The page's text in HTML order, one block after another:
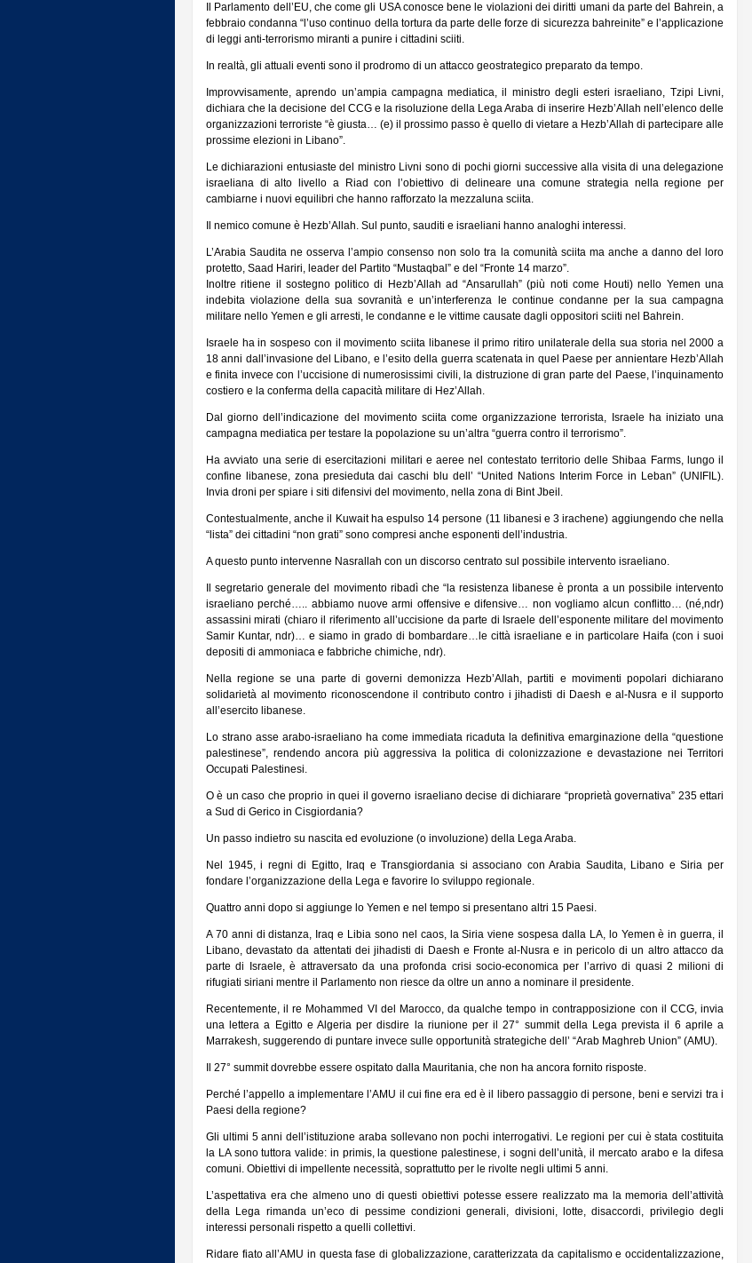
Il Parlamento dell’EU, che come gli USA conosce bene le violazioni dei diritti umani da parte del Bahrein, a
febbraio condanna “l’uso continuo della tortura da parte delle forze di sicurezza bahreinite” e l’applicazione
di leggi anti-terrorismo miranti a punire i cittadini sciiti.
In realtà, gli attuali eventi sono il prodromo di un attacco geostrategico preparato da tempo.
Improvvisamente, aprendo un’ampia campagna mediatica, il ministro degli esteri israeliano, Tzipi Livni,
dichiara che la decisione del CCG e la risoluzione della Lega Araba di inserire Hezb’Allah nell’elenco delle
organizzazioni terroriste “è giusta… (e) il prossimo passo è quello di vietare a Hezb’Allah di partecipare alle
prossime elezioni in Libano”.
Le dichiarazioni entusiaste del ministro Livni sono di pochi giorni successive alla visita di una delegazione
israeliana di alto livello a Riad con l’obiettivo di delineare una comune strategia nella regione per
cambiarne i nuovi equilibri che hanno rafforzato la mezzaluna sciita.
Il nemico comune è Hezb’Allah. Sul punto, sauditi e israeliani hanno analoghi interessi.
L’Arabia Saudita ne osserva l’ampio consenso non solo tra la comunità sciita ma anche a danno del loro
protetto, Saad Hariri, leader del Partito “Mustaqbal” e del “Fronte 14 marzo”.
Inoltre ritiene il sostegno politico di Hezb’Allah ad “Ansarullah” (più noti come Houti) nello Yemen una
indebita violazione della sua sovranità e un’interferenza le continue condanne per la sua campagna
militare nello Yemen e gli arresti, le condanne e le vittime causate dagli oppositori sciiti nel Bahrein.
Israele ha in sospeso con il movimento sciita libanese il primo ritiro unilaterale della sua storia nel 2000 a
18 anni dall’invasione del Libano, e l’esito della guerra scatenata in quel Paese per annientare Hezb’Allah
e finita invece con l’uccisione di numerosissimi civili, la distruzione di gran parte del Paese, l’inquinamento
costiero e la conferma della capacità militare di Hez’Allah.
Dal giorno dell’indicazione del movimento sciita come organizzazione terrorista, Israele ha iniziato una
campagna mediatica per testare la popolazione su un’altra “guerra contro il terrorismo”.
Ha avviato una serie di esercitazioni militari e aeree nel contestato territorio delle Shibaa Farms, lungo il
confine libanese, zona presieduta dai caschi blu dell’ “United Nations Interim Force in Leban” (UNIFIL).
Invia droni per spiare i siti difensivi del movimento, nella zona di Bint Jbeil.
Contestualmente, anche il Kuwait ha espulso 14 persone (11 libanesi e 3 irachene) aggiungendo che nella
“lista” dei cittadini “non grati” sono compresi anche esponenti dell’industria.
A questo punto intervenne Nasrallah con un discorso centrato sul possibile intervento israeliano.
Il segretario generale del movimento ribadì che “la resistenza libanese è pronta a un possibile intervento
israeliano perché….. abbiamo nuove armi offensive e difensive… non vogliamo alcun conflitto… (né,ndr)
assassini mirati (chiaro il riferimento all’uccisione da parte di Israele dell’esponente militare del movimento
Samir Kuntar, ndr)… e siamo in grado di bombardare…le città israeliane e in particolare Haifa (con i suoi
depositi di ammoniaca e fabbriche chimiche, ndr).
Nella regione se una parte di governi demonizza Hezb’Allah, partiti e movimenti popolari dichiarano
solidarietà al movimento riconoscendone il contributo contro i jihadisti di Daesh e al-Nusra e il supporto
all’esercito libanese.
Lo strano asse arabo-israeliano ha come immediata ricaduta la definitiva emarginazione della “questione
palestinese”, rendendo ancora più aggressiva la politica di colonizzazione e devastazione nei Territori
Occupati Palestinesi.
O è un caso che proprio in quei il governo israeliano decise di dichiarare “proprietà governativa” 235 ettari
a Sud di Gerico in Cisgiordania?
Un passo indietro su nascita ed evoluzione (o involuzione) della Lega Araba.
Nel 1945, i regni di Egitto, Iraq e Transgiordania si associano con Arabia Saudita, Libano e Siria per
fondare l’organizzazione della Lega e favorire lo sviluppo regionale.
Quattro anni dopo si aggiunge lo Yemen e nel tempo si presentano altri 15 Paesi.
A 70 anni di distanza, Iraq e Libia sono nel caos, la Siria viene sospesa dalla LA, lo Yemen è in guerra, il
Libano, devastato da attentati dei jihadisti di Daesh e Fronte al-Nusra e in pericolo di un altro attacco da
parte di Israele, è attraversato da una profonda crisi socio-economica per l’arrivo di quasi 2 milioni di
rifugiati siriani mentre il Parlamento non riesce da oltre un anno a nominare il presidente.
Recentemente, il re Mohammed VI del Marocco, da qualche tempo in contrapposizione con il CCG, invia
una lettera a Egitto e Algeria per disdire la riunione per il 27° summit della Lega prevista il 6 aprile a
Marrakesh, suggerendo di puntare invece sulle opportunità strategiche dell’ “Arab Maghreb Union” (AMU).
Il 27° summit dovrebbe essere ospitato dalla Mauritania, che non ha ancora fornito risposte.
Perché l’appello a implementare l’AMU il cui fine era ed è il libero passaggio di persone, beni e servizi tra i
Paesi della regione?
Gli ultimi 5 anni dell’istituzione araba sollevano non pochi interrogativi. Le regioni per cui è stata costituita
la LA sono tuttora valide: in primis, la questione palestinese, i sogni dell’unità, il mercato arabo e la difesa
comuni. Obiettivi di impellente necessità, soprattutto per le rivolte negli ultimi 5 anni.
L’aspettativa era che almeno uno di questi obiettivi potesse essere realizzato ma la memoria dell’attività
della Lega rimanda un’eco di pessime condizioni generali, divisioni, lotte, disaccordi, privilegio degli
interessi personali rispetto a quelli collettivi.
Ridare fiato all’AMU in questa fase di globalizzazione, caratterizzata da capitalismo e occidentalizzazione,